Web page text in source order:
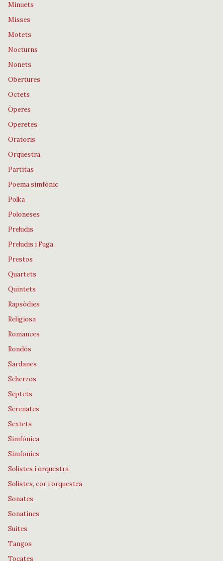
Minuets
Misses
Motets
Nocturns
Nonets
Obertures
Octets
Òperes
Operetes
Oratoris
Orquestra
Partitas
Poema simfònic
Polka
Poloneses
Preludis
Preludis i Fuga
Prestos
Quartets
Quintets
Rapsòdies
Religiosa
Romances
Rondós
Sardanes
Scherzos
Septets
Serenates
Sextets
Simfònica
Simfonies
Solistes i orquestra
Solistes, cor i orquestra
Sonates
Sonatines
Suites
Tangos
Tocates